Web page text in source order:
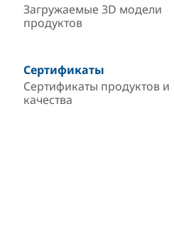
Загружаемые 3D модели
продуктов
Сертификаты
Сертификаты продуктов и
качества